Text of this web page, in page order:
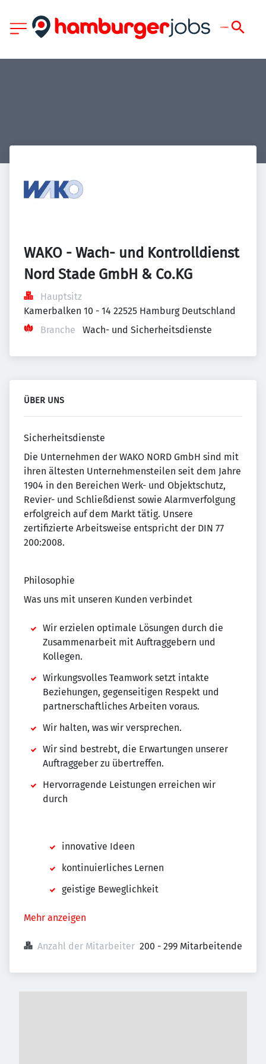
WAKO - Wach- und Kontrolldienst
Nord Stade GmbH & Co.KG
Hauptsitz
Kamerbalken 10 - 14 22525 Hamburg Deutschland
Branche
Wach- und Sicherheitsdienste
ÜBER UNS
Sicherheitsdienste
Die Unternehmen der WAKO NORD GmbH sind mit
ihren ältesten Unternehmensteilen seit dem Jahre
1904 in den Bereichen Werk- und Objektschutz,
Revier- und Schließdienst sowie Alarmverfolgung
erfolgreich auf dem Markt tätig. Unsere
zertifizierte Arbeitsweise entspricht der DIN 77
200:2008.
Philosophie
Was uns mit unseren Kunden verbindet
Wir erzielen optimale Lösungen durch die
Zusammenarbeit mit Auftraggebern und
Kollegen.
Wirkungsvolles Teamwork setzt intakte
Beziehungen, gegenseitigen Respekt und
partnerschaftliches Arbeiten voraus.
Wir halten, was wir versprechen.
Wir sind bestrebt, die Erwartungen unserer
Auftraggeber zu übertreffen.
Hervorragende Leistungen erreichen wir
durch
innovative Ideen
kontinuierliches Lernen
geistige Beweglichkeit
Mehr anzeigen
Anzahl der Mitarbeiter 200 - 299 Mitarbeitende